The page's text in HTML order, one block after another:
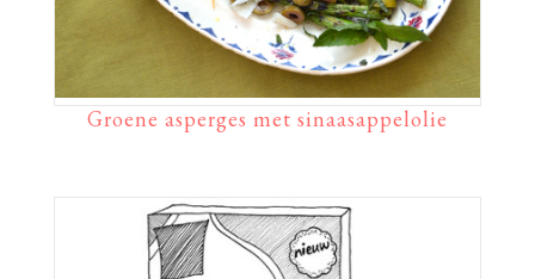
Groene asperges met sinaasappelolie